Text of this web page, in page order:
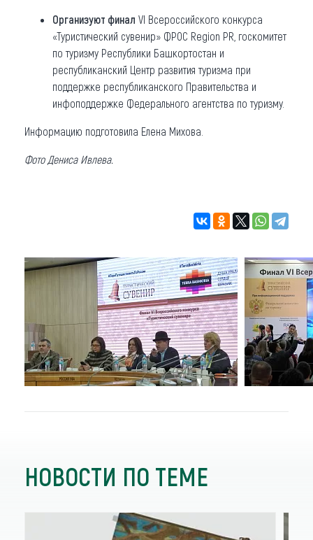
Организуют финал VI Всероссийского конкурса
«Туристический сувенир» ФРОС Region PR, госкомитет
по туризму Республики Башкортостан и
республиканский Центр развития туризма при
поддержке республиканского Правительства и
инфоподдержке Федерального агентства по туризму.
Информацию подготовила Елена Михова.
Фото Дениса Ивлева.
НОВОСТИ ПО ТЕМЕ